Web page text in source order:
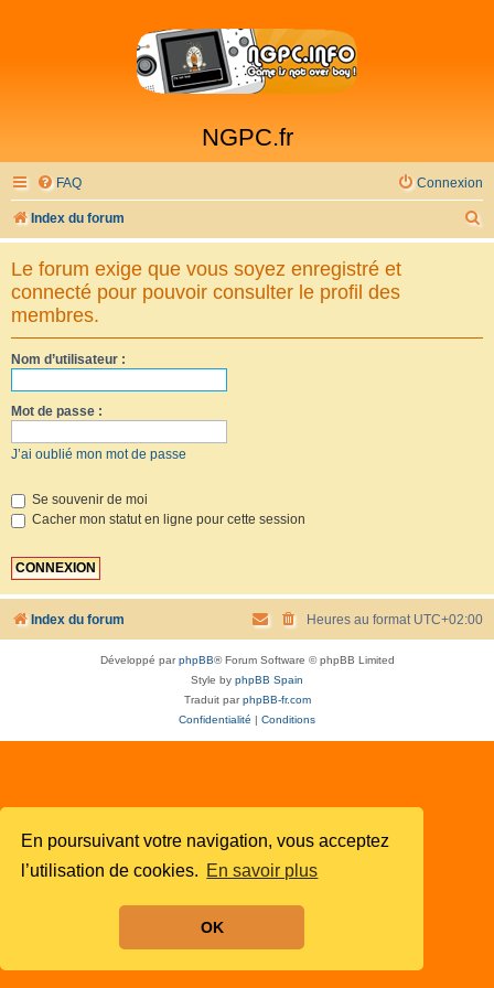
En poursuivant votre navigation, vous acceptez
l’utilisation de cookies. En savoir plus
OK
NGPC.fr
FAQ Connexion
Index du forum
e
Le forum exige que vous soyez enregistré et
connecté pour pouvoir consulter le profil des
membres.
Nom d’utilisateur :
Mot de passe :
J’ai oublié mon mot de passe
Se souvenir de moi
Cacher mon statut en ligne pour cette session
Index du forum Heures au format UTC+02:00
Développé parphpBB® Forum Software © phpBB Limited
Style by phpBB Spain
Traduit parphpBB-fr.com
Confidentialité
Conditions